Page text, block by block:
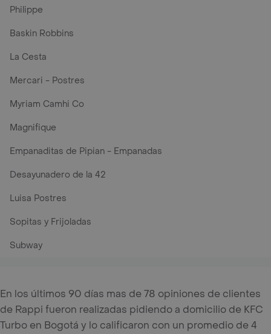
Philippe
Baskin Robbins
La Cesta
Mercari - Postres
Myriam Camhi Co
Magnifique
Empanaditas de Pipian - Empanadas
Desayunadero de la 42
Luisa Postres
Sopitas y Frijoladas
Subway
En los últimos 90 días mas de 78 opiniones de clientes
de Rappi fueron realizadas pidiendo a domicilio de KFC
Turbo en Bogotá y lo calificaron con un promedio de 4